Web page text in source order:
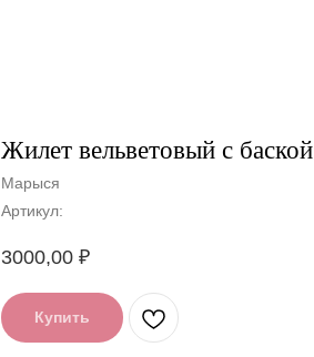
Жилет вельветовый с баской
Марыся
Артикул:
3000,00 ₽
Купить